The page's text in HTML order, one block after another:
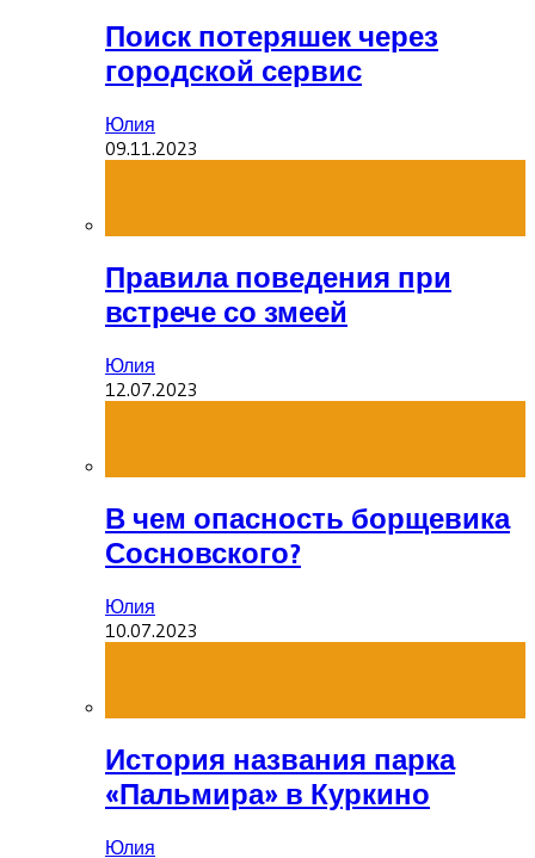
Поиск потеряшек через
городской сервис
Юлия
09.11.2023
Правила поведения при
встрече со змеей
Юлия
12.07.2023
В чем опасность борщевика
Сосновского?
Юлия
10.07.2023
История названия парка
«Пальмира» в Куркино
Юлия